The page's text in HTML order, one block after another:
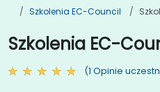
Szkolenia EC-Council
Szkolenia EC-
(1 Opinie